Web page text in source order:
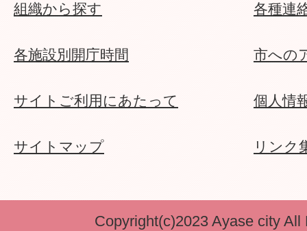
組織から探す 各種連
各施設別開庁時間 市への
サイトご利用にあたって 個人情
サイトマップ リンク
Copyright(c)2023 Ayase city